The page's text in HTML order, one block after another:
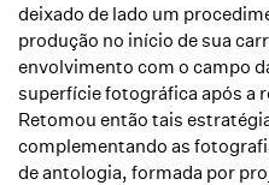
deixado de lado um
produção no início de sua
envolvimento com o campo
superfície fotográfica após a
Retomou então tais
complementando as
de antologia, formada por